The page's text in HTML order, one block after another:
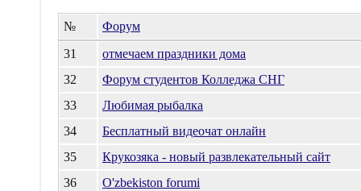
№
Форум
31
отмечаем праздники дома
32
Форум студентов Колледжа СНГ
33
Любимая рыбалка
34
Бесплатный видеочат онлайн
35
Крукозяка - новый развлекательный сайт
36
O'zbekiston forumi